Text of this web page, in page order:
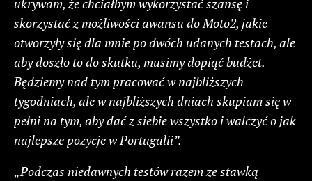
skorzystać z możliwości awansu do Moto2, jakie
otworzyły się dla mnie po dwóch udanych testach, ale
aby doszło to do skutku, musimy dopiąć budżet.
Będziemy nad tym pracować w najbliższych
tygodniach, ale w najbliższych dniach skupiam się w
pełni na tym, aby dać z siebie wszystko i walczyć o jak
najlepsze pozycje w Portugalii”.
„Podczas niedawnych testów razem ze stawką